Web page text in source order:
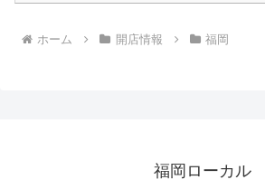
ホーム 開店情報 福岡
福岡ローカル